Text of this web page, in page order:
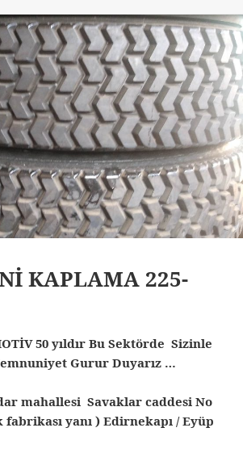
KAPLAMA 225-
50 yıldır Bu Sektörde Sizinle
Gurur Duyarız …
mahallesi Savaklar caddesi No
yanı ) Edirnekapı / Eyüp